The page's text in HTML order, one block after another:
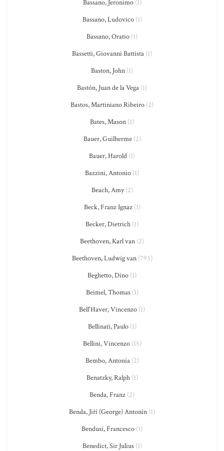
Bassano, Jeronimo(1)
Bassano, Ludovico(1)
Bassano, Oratio (1)
Bassetti, Giovanni Battista (1)
Baston, John (1)
Bastón, Juan de la Vega (1)
Bastos, Martiniano Ribeiro (2)
Bates, Mason (1)
Bauer, Guilherme(2)
Bauer, Harold (1)
Bazzini, Antonio (1)
Beach, Amy(2)
Beck, Franz Ignaz(1)
Becker, Dietrich (1)
Beethoven, Karl van (2)
Beethoven, Ludwig van(795)
Beghetto, Dino (1)
Beimel, Thomas(1)
Bell'Haver, Vincenzo (1)
Bellinati, Paulo(1)
Bellini, Vincenzo(15)
Bembo, Antonia(2)
Benatzky, Ralph(1)
Benda, Franz (2)
Benda, Jiří (George) Antonín (1)
Bendusi, Francesco (1)
Benedict, Sir Julius(1)